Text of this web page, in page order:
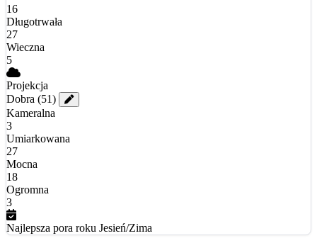
16
Długotrwała
27
Wieczna
5
Projekcja
Dobra (51)
Kameralna
3
Umiarkowana
27
Mocna
18
Ogromna
3
Najlepsza pora roku Jesień/Zima